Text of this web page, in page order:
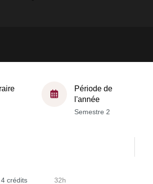
Période de
l'année
Semestre 2
4 crédits 32h